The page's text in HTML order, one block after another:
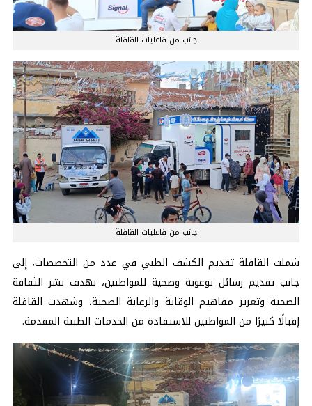
جانب من فاعليات القافلة
جانب من فاعليات القافلة
شملت القافلة تقديم الكشف الطبي في عدد من التخصصات، إلى
جانب تقديم رسائل توعوية وصحية للمواطنين، بهدف نشر الثقافة
الصحية وتعزيز مفاهيم الوقاية والرعاية الصحية، وشهدت القافلة
إقبالًا كبيرًا من المواطنين للاستفادة من الخدمات الطبية المقدمة.